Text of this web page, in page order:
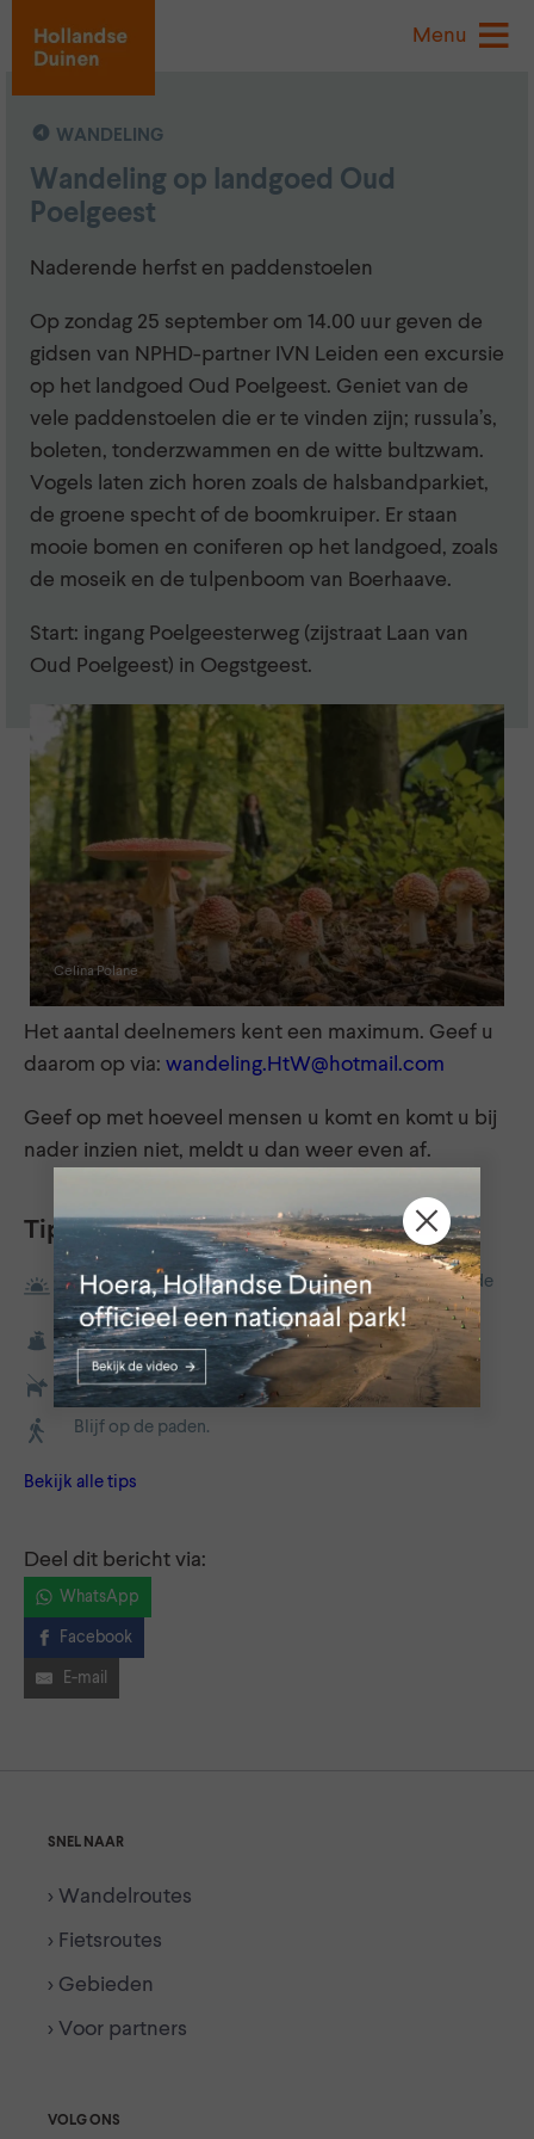
Menu
WANDELING
Wandeling op landgoed Oud
Poelgeest
Naderende herfst en paddenstoelen
Op zondag 25 september om 14.00 uur geven de
gidsen van NPHD-partner IVN Leiden een excursie
op het landgoed Oud Poelgeest. Geniet van de
vele paddenstoelen die er te vinden zijn; russula’s,
boleten, tonderzwammen en de witte bultzwam.
Vogels laten zich horen zoals de halsbandparkiet,
de groene specht of de boomkruiper. Er staan
mooie bomen en coniferen op het landgoed, zoals
de moseik en de tulpenboom van Boerhaave.
Start: ingang Poelgeesterweg (zijstraat Laan van
Oud Poelgeest) in Oegstgeest.
Celina Polane
Het aantal deelnemers kent een maximum. Geef u
daarom op via: wandeling.HtW@hotmail.com
Geef op met hoeveel mensen u komt en komt u bij
nader inzien niet, meldt u dan weer even af.
Tips
Zoek de randen van de dag op, ga een keer vroeg in de
ochtend of tijdens het vallen van de avond eropuit.
Neem je afval mee naar huis.
Doe je hond aan de lijn.
Blijf op de paden.
Bekijk alle tips
Deel dit bericht via:
WhatsApp
Facebook
E-mail
SNEL NAAR
> Wandelroutes
> Fietsroutes
> Gebieden
> Voor partners
VOLG ONS